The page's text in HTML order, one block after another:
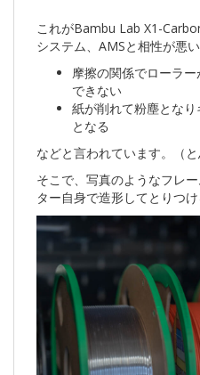
これがBambu Lab X1-
システム、AMSと相性が悪い
摩擦の関係でローラ
できない
紙が削れて粉塵とな
となる
などと言われています。（と
そこで、写真のようなフレ
ター自身で造形してとりつけ